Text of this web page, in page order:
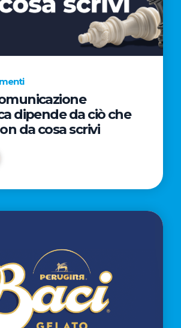
AL
CINEMA
NELLA
CAMPAGNA
REGISTA
PREMIO
OSCAR®
dipende da ciò che
da cosa scrivi